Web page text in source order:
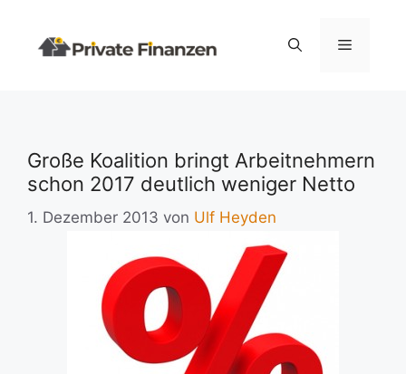
springen
Menü
Große Koalition bringt Arbeitnehmern
schon 2017 deutlich weniger Netto
1. Dezember 2013 von Ulf Heyden